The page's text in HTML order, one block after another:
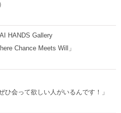
HANDS Gallery
Chance Meets Will」
ひ会って欲しい人がいるんです！」